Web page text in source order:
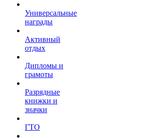
Универсальные
награды
Активный
отдых
Дипломы и
грамоты
Разрядные
книжки и
значки
ГТО